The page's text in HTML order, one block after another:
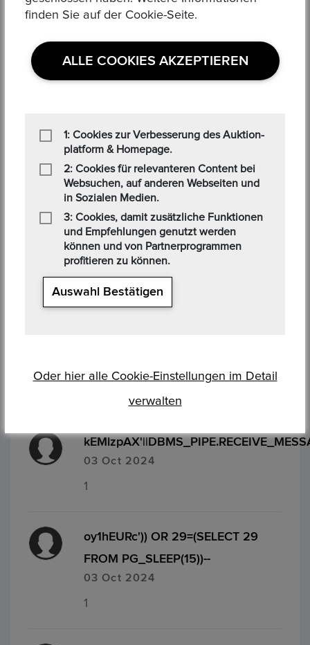
1
kEMlzpAX
03 Oct 2024
03 Oct 2024
1
1????%2527%2522
1
03 Oct 2024
1
oy1hEURc')) OR 29=(SELECT 29
FROM PG_SLEEP(15))--
03 Oct 2024
1
finden Sie auf der Cookie-Seite.
ALLE COOKIES AKZEPTIEREN
1: Cookies zur Verbesserung des Auktion-
platform & Homepage.
2: Cookies für relevanteren Content bei
Websuchen, auf anderen Webseiten und
in Sozialen Medien.
3: Cookies, damit zusätzliche Funktionen
und Empfehlungen genutzt werden
können und von Partnerprogrammen
profitieren zu können.
Auswahl Bestätigen
Oder hier alle Cookie-Einstellungen im Detail
verwalten